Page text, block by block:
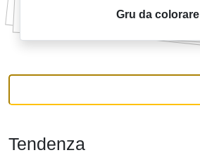
Gru da colorare
Tendenza